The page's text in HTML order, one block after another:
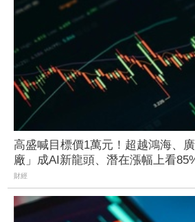
高盛喊目標價1萬元！超越鴻海、
廠」成AI新龍頭、潛在漲幅上看
財經